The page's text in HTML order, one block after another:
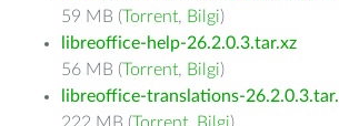
59 MB (Torrent, Bilgi)
libreoffice-help-26.2.0.3.tar.xz
56 MB (Torrent, Bilgi)
libreoffice-translations-